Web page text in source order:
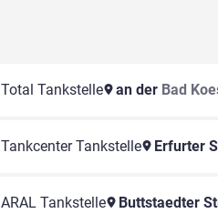
Total Tankstelle an der Bad
Tankcenter Tankstelle Erfurter
ARAL Tankstelle Buttstaedter